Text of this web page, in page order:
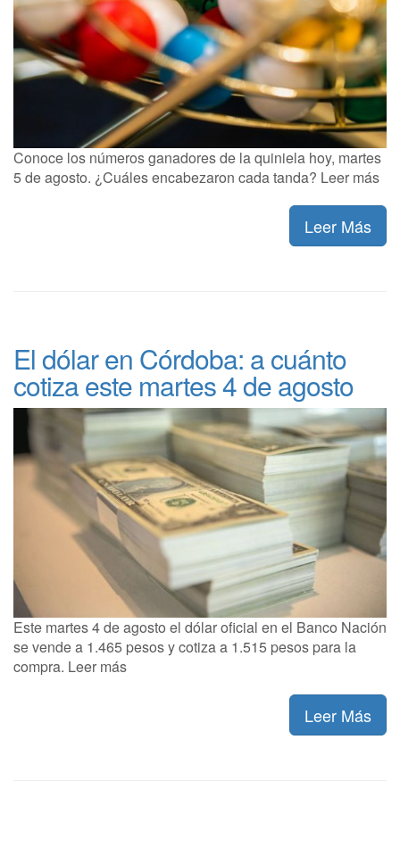
Conoce los números ganadores de la quiniela hoy, martes
5 de agosto. ¿Cuáles encabezaron cada tanda? Leer más
Leer Más
El dólar en Córdoba: a cuánto
cotiza este martes 4 de agosto
Este martes 4 de agosto el dólar oficial en el Banco Nación
se vende a 1.465 pesos y cotiza a 1.515 pesos para la
compra. Leer más
Leer Más